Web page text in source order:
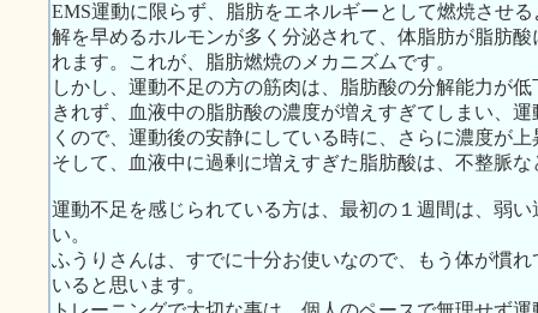
EMS運動に限らず、脂肪をエネルギーとして燃焼させ
解を早めるホルモンが多く分泌されて、体脂肪が脂肪
れます。これが、脂肪燃焼のメカニズムです。
しかし、運動不足の方の筋肉は、脂肪酸の分解能力が
きれず、血液中の脂肪酸の濃度が増えすぎてしまい、
くので、運動後の安静にしている時に、さらに濃度が
そして、血液中に過剰に増えすぎた脂肪酸は、不整脈
運動不足を感じられている方は、最初の１週間は、弱
い。
ふうりさんは、すでに十分お使いなので、もう体が慣
いると思います。